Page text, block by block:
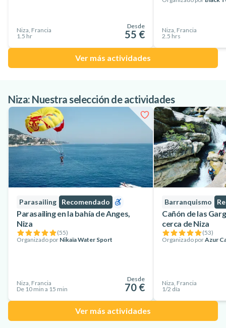
Reserve ya su excursión en barco desde Niza y descubra la
Costa Azul como nunca antes.
Niza, Francia
1.5 hr
Desde
55 €
Niza, Francia
2.5 hrs
Ver más actividades
Niza: Nuestra selección de actividades
Parasailing Recomendado
Parasailing en la bahía de Anges,
Niza
(55)
Organizado por Nikaïa Water Sport
Niza, Francia
De 10 min a 15 min
Desde
70 €
Barranquismo
Cañón de las
cerca de Niza
(53)
Organizado porAzur
Niza, Francia
1/2 día
Ver más actividades